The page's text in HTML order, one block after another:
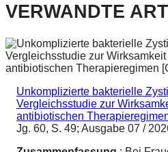
VERWANDTE
Unkomplizierte bakterielle
Vergleichsstudie zur
antibiotischen
Jg. 60, S. 49; Ausgabe 07 /